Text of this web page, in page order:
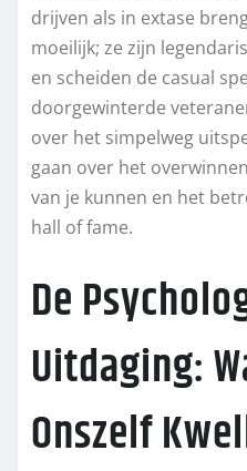
drijven als in extase
moeilijk; ze zijn
en scheiden de casual
doorgewinterde
over het simpelweg
gaan over het
van je kunnen en het
hall of fame.
De
Uitdaging:
Onszelf